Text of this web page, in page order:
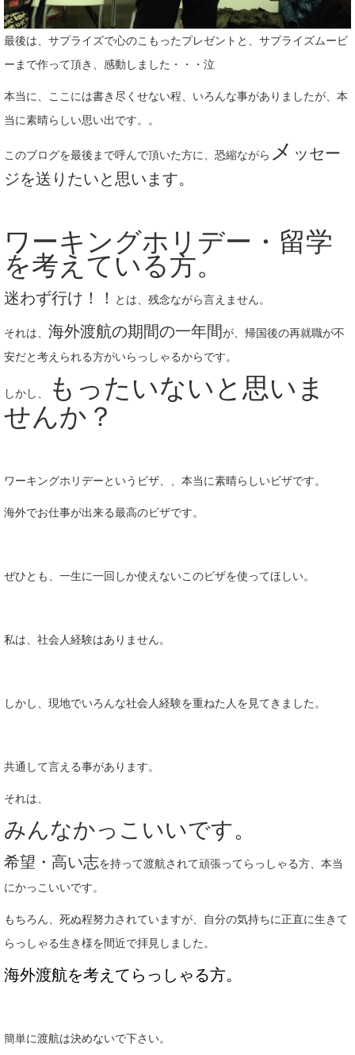
最後は、サプライズで心のこもったプレゼントと、サプライズムービ
ーまで作って頂き、感動しました・・・泣
本当に、ここには書き尽くせない程、いろんな事がありましたが、本
当に素晴らしい思い出です。。
このブログを最後まで呼んで頂いた方に、恐縮ながら メ ッセー
ジを送りたいと思います。
ワーキングホリデー・留学
を考えている方。
迷わず行け！！ とは、残念ながら言えません。
それは、 海外渡航の期間の一年間が、帰国後の再就職が不
安だと考えられる方がいらっしゃるからです。
しかし、
もったいないと思いま
せんか？
ワーキングホリデーというビザ、、本当に素晴らしいビザです。
海外でお仕事が出来る最高のビザです。
ぜひとも、一生に一回しか使えないこのビザを使ってほしい。
私は、社会人経験はありません。
しかし、現地でいろんな社会人経験を重ねた人を見てきました。
共通して言える事があります。
それは、
みんなかっこいいです。
希望・高い志を持って渡航されて頑張ってらっしゃる方、本当
にかっこいいです。
もちろん、死ぬ程努力されていますが、自分の気持ちに正直に生きて
らっしゃる生き様を間近で拝見しました。
海外渡航を考えてらっしゃる方。
簡単に渡航は決めないで下さい。